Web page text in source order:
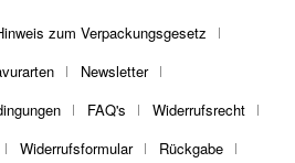
zum Verpackungsgesetz
Newsletter
FAQ's
Widerrufsrecht
Widerrufsformular
Rückgabe